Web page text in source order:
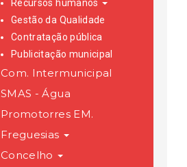
Recursos humanos
Gestão da Qualidade
Contratação pública
Publicitação municipal
Com. Intermunicipal
SMAS - Água
Promotorres EM.
Freguesias
Concelho